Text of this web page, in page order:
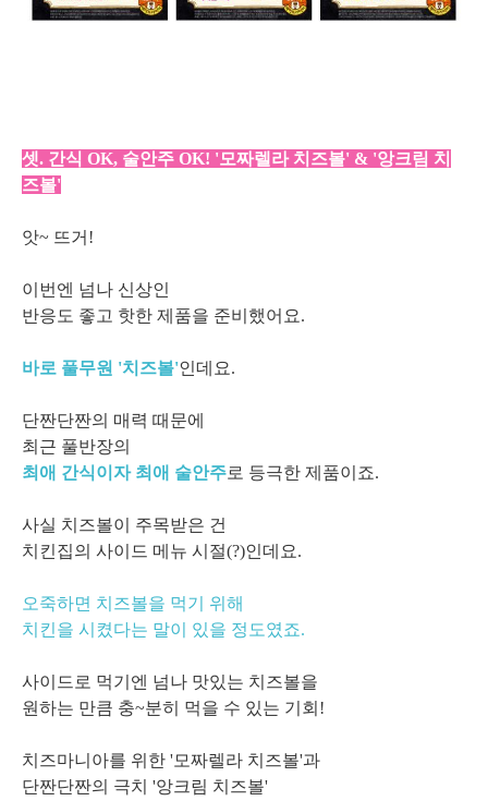
셋. 간식 OK, 술안주 OK! '모짜렐라 치즈볼' & '앙크림 치
즈볼'
앗~ 뜨거!
이번엔 넘나 신상인
반응도 좋고 핫한 제품을 준비했어요.
바로 풀무원 '치즈볼'인데요.
단짠단짠의 매력 때문에
최근 풀반장의
최애 간식이자 최애 술안주로 등극한 제품이죠.
사실 치즈볼이 주목받은 건
치킨집의 사이드 메뉴 시절(?)인데요.
오죽하면 치즈볼을 먹기 위해
치킨을 시켰다는 말이 있을 정도였죠.
사이드로 먹기엔 넘나 맛있는 치즈볼을
원하는 만큼 충~분히 먹을 수 있는 기회!
치즈마니아를 위한 '모짜렐라 치즈볼'과
단짠단짠의 극치 '앙크림 치즈볼'